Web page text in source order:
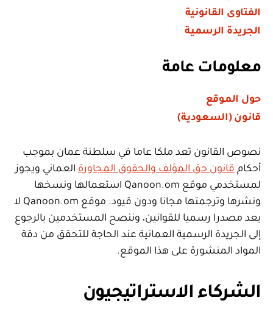
الفتاوى القانونية
الجريدة الرسمية
معلومات عامة
حول الموقع
قانون (السعودية)
نصوص القانون تعد ملكا عاما في سلطنة عمان بموجب
أحكام قانون حق المؤلف والحقوق المجاورة العماني ويجوز
لمستخدمي موقع Qanoon.om استعمالها ونسخها
ونشرها وترجمتها مجانا ودون قيود. موقع Qanoon.om لا
يعد مصدرا رسميا للقوانين، وننصح المستخدمين بالرجوع
إلى الجريدة الرسمية العمانية عند الحاجة للتحقق من دقة
المواد المنشورة على هذا الموقع.
الشركاء الاستراتيجيون